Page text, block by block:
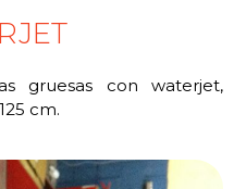
gruesas con waterjet,
cm.